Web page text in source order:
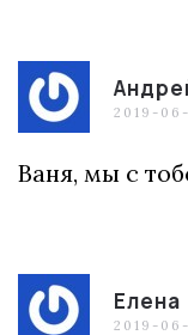
2019-
Ваня, мы с
Елена
2019-